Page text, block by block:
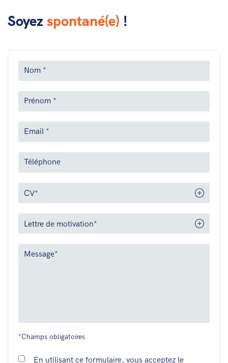
Soyez spontané(e) !
CV*
Lettre de motivation*
*Champs obligatoires
En utilisant ce formulaire, vous acceptez le